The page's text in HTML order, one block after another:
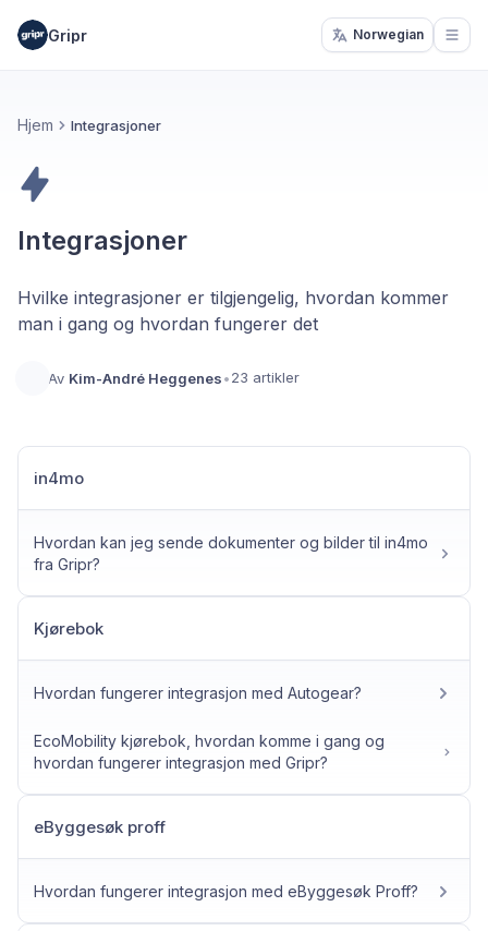
Gripr Norwegian
Hjem Integrasjoner
Integrasjoner
Hvilke integrasjoner er tilgjengelig, hvordan kommer
man i gang og hvordan fungerer det
Av Kim-André Heggenes•23 artikler
in4mo
Hvordan kan jeg sende dokumenter og bilder til in4mo
fra Gripr?
Kjørebok
Hvordan fungerer integrasjon med Autogear?
EcoMobility kjørebok, hvordan komme i gang og
hvordan fungerer integrasjon med Gripr?
eByggesøk proff
Hvordan fungerer integrasjon med eByggesøk Proff?